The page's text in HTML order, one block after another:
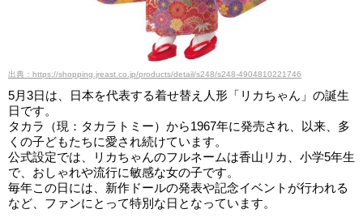
出典：https://shopping.jreast.co.jp/products/detail/s248/s248-4904810221746
5月3日は、日本を代表する着せ替え人形「リカちゃん」の誕生
日です。
タカラ（現：タカラトミー）から1967年に発売され、以来、多
くの子どもたちに愛され続けています。
公式設定では、リカちゃんのフルネームは香山リカ、小学5年生
で、おしゃれや流行に敏感な女の子です。
毎年この日には、新作ドールの発表や記念イベントが行われる
など、ファンにとって特別な日となっています。